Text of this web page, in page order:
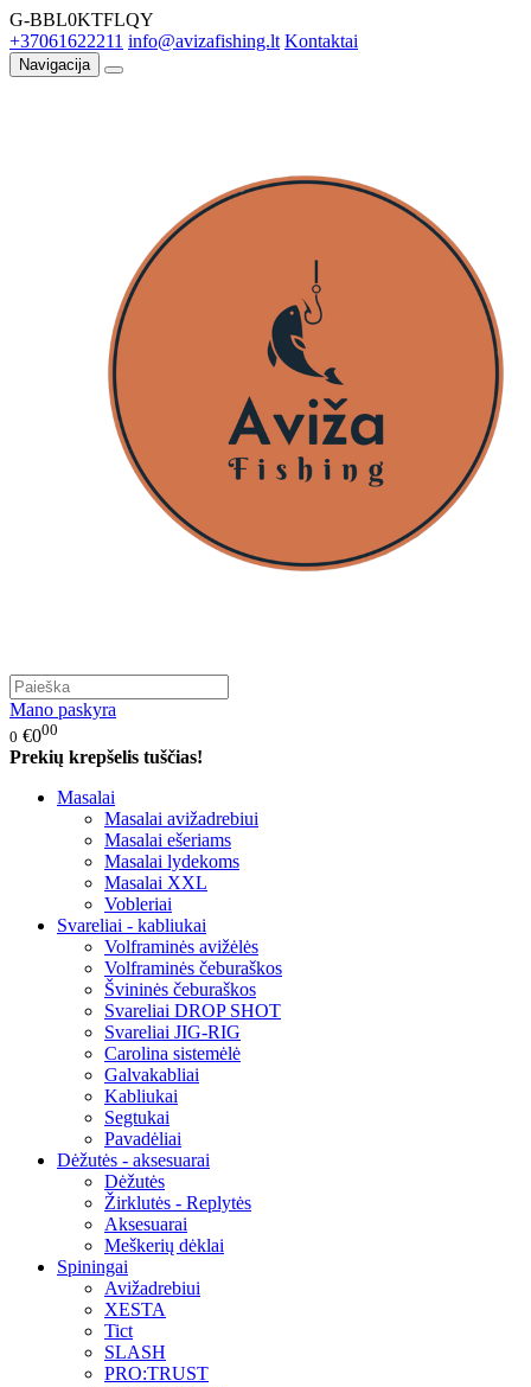
G-BBL0KTFLQY
+37061622211 info@avizafishing.lt Kontaktai
Navigacija
Mano paskyra
0 €000
Prekių krepšelis tuščias!
Masalai
Masalai avižadrebiui
Masalai ešeriams
Masalai lydekoms
Masalai XXL
Vobleriai
Svareliai - kabliukai
Volframinės avižėlės
Volframinės čeburaškos
Švininės čeburaškos
Svareliai DROP SHOT
Svareliai JIG-RIG
Carolina sistemėlė
Galvakabliai
Kabliukai
Segtukai
Pavadėliai
Dėžutės - aksesuarai
Dėžutės
Žirklutės - Replytės
Aksesuarai
Meškerių dėklai
Spiningai
Avižadrebiui
XESTA
Tict
SLASH
PRO:TRUST